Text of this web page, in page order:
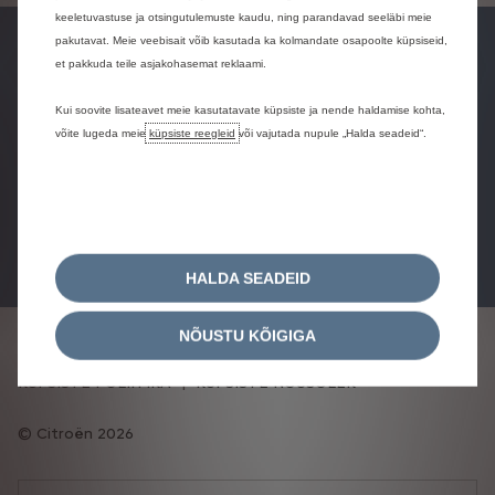
Esindused
proovisõit
Citroën 2026
PRIVAATSUSPOLIITIKA
ÕIGUSTEAVE
KÜPSISTE POLIITIKA
KÜPSISTE NÕUSOLEK
keeletuvastuse ja otsingutulemuste kaudu, ning parandavad seeläbi meie
pakutavat. Meie veebisait võib kasutada ka kolmandate osapoolte küpsiseid,
et pakkuda teile asjakohasemat reklaami.
Kui soovite lisateavet meie kasutatavate küpsiste ja nende haldamise kohta,
võite lugeda meie küpsiste reegleid või vajutada nupule „Halda seadeid“.
HALDA SEADEID
NÕUSTU KÕIGIGA